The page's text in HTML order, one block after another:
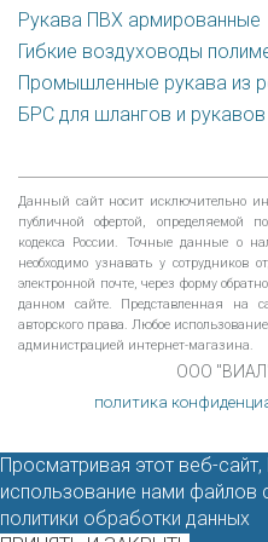
Рукава ПВХ армированные
Гибкие воздуховоды
Промышленные рукава из
БРС для шлангов и рукавов
Данный сайт носит исключительно
публичной офертой, определяемой
кодекса России. Точные данные о
необходимо узнавать у сотрудников
электронной почте, через форму
данном сайте. Представленная на
авторского права. Любое
администрацией интернет-магазина.
ООО
политика
Просматривая этот веб-
использование нами файлов
политики обработки данных